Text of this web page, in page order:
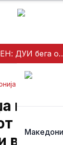
ВЛЕН: ДУИ бега од
го
на
во